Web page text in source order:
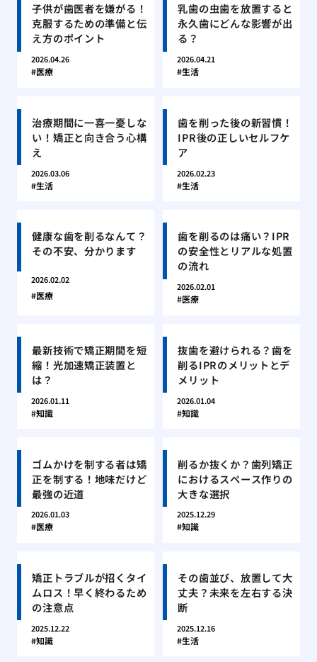
子供が歯医者を嫌がる！
克服するための準備と伝
え方のポイント
2026.04.26
医療
乳歯の虫歯を放置すると
永久歯にどんな影響が出
る？
2026.04.21
生活
治療期間に一喜一憂しな
い！矯正と向き合う心構
え
2026.03.06
生活
歯を削った後の新習慣！
IPR後の正しいセルフケ
ア
2026.02.23
生活
健康な歯を削るなんて？
その不安、分かります
2026.02.02
医療
歯を削るのは痛い？IPR
の安全性とリアルな処置
の流れ
2026.02.01
医療
最新技術で矯正期間を短
縮！光加速矯正装置と
は？
2026.01.11
知識
抜歯を避けられる？歯を
削るIPRのメリットとデ
メリット
2026.01.04
知識
ゴムかけを制する者は矯
正を制する！地味だけど
最強の近道
2026.01.03
医療
削るか抜くか？歯列矯正
におけるスペース作りの
大きな選択
2025.12.29
知識
矯正トラブルが招くタイ
ムロス！早く終わるため
の注意点
2025.12.22
知識
その歯並び、放置して大
丈夫？未来を左右する決
断
2025.12.16
生活